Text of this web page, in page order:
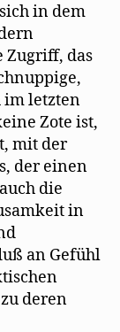
in dem
Zugriff, das
im letzten
Zote ist,
mit der
der einen
die
in
an Gefühl
deren